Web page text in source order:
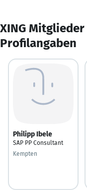
XING
Profilangaben
Philipp Ibele
SAP PP Consultant
Kempten